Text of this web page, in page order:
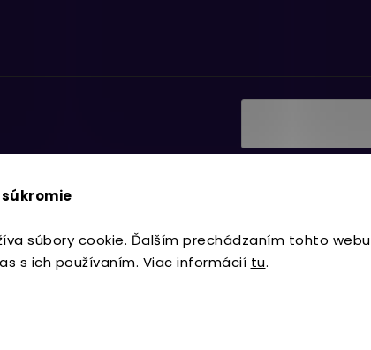
súkromie
súbory cookie. Ďalším prechádzaním tohto webu
s ich používaním. Viac informácií tu.
informácie o nových